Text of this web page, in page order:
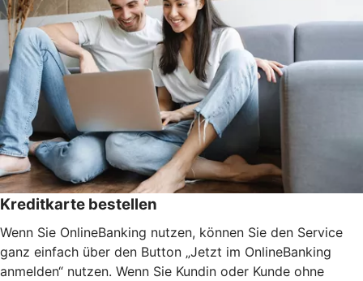
Kreditkarte bestellen
Wenn Sie OnlineBanking nutzen, können Sie den Service
ganz einfach über den Button „Jetzt im OnlineBanking
anmelden“ nutzen. Wenn Sie Kundin oder Kunde ohne